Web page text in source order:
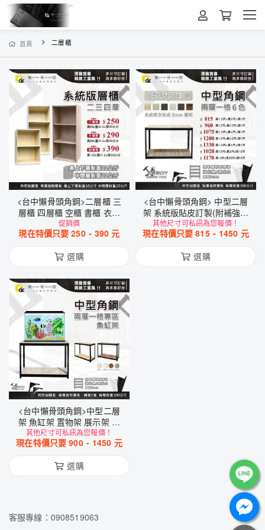
首頁 二層櫃
<台中懶骨頭角鋼>二層櫃 三
層櫃 四層櫃 空櫃 書櫃 衣櫃
置物櫃 收納櫃 置物架 DIY 簡
單拆裝
促銷價
現在特價只要250 - 390 元
選購
<台中懶骨頭角鋼> 中型二層
架 系統版貼皮訂製(附補強桿
❗) 免螺絲角鋼架 鞋架 魚缸櫃
(黑色/白色) DIY 工業風
其他尺寸可私訊為您報價！
現在特價只要815 - 1450 元
選購
<台中懶骨頭角鋼>中型二層
架 魚缸架 置物架 展示架 收
納架 免螺絲角鋼 角鋼架 層架
工業風家具 DIY 簡易拆裝
其他尺寸可私訊為您報價！
現在特價只要900 - 1450 元
選購
客服專線：0908519063